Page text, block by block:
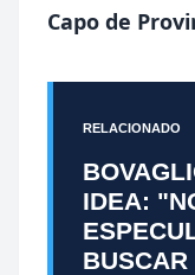
Capo de
RELACIONADO
IDEA: